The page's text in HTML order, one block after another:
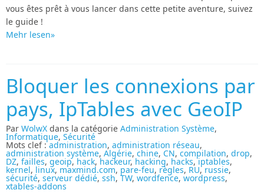
vous êtes prêt à vous lancer dans cette petite aventure, suivez
le guide !
Mehr lesen»
Bloquer les connexions par
pays, IpTables avec GeoIP
Par WolwX dans la catégorie Administration Système,
Informatique, Sécurité
Mots clef :administration, administration réseau,
administration système, Algérie, chine, CN, compilation, drop,
DZ, failles, geoip, hack, hackeur, hacking, hacks,iptables,
kernel, linux, maxmind.com, pare-feu, règles, RU, russie,
sécurité, serveur dédié, ssh, TW, wordfence, wordpress,
xtables-addons